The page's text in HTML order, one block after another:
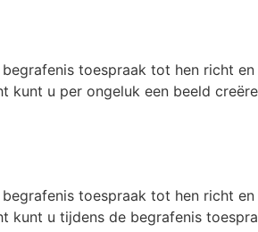
toespraak tot hen richt
u per ongeluk een beeld
toespraak tot hen richt
u tijdens de begrafenis